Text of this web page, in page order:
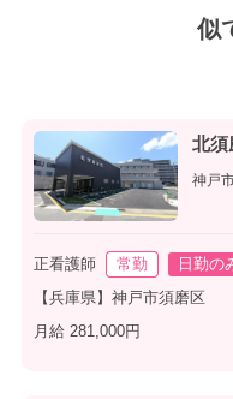
似
北須
神戸
正看護師 常勤 日勤の
【兵庫県】神戸市須磨区
月給 281,000円